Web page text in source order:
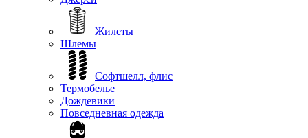
Жилеты
Шлемы
Софтшелл, флис
Термобелье
Дождевики
Повседневная одежда